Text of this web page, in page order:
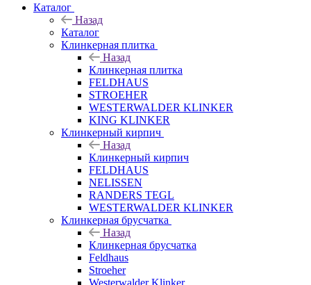
Каталог
Назад
Каталог
Клинкерная плитка
Назад
Клинкерная плитка
FELDHAUS
STROEHER
WESTERWALDER KLINKER
KING KLINKER
Клинкерный кирпич
Назад
Клинкерный кирпич
FELDHAUS
NELISSEN
RANDERS TEGL
WESTERWALDER KLINKER
Клинкерная брусчатка
Назад
Клинкерная брусчатка
Feldhaus
Stroeher
Westerwalder Klinker